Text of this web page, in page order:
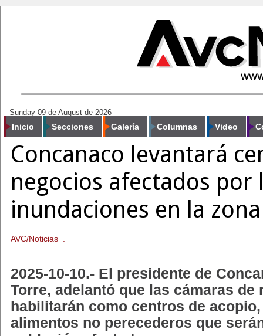
Sunday 09 de August de 2026
Inicio Secciones Galería Columnas Video
Concanaco levantará
negocios afectados por
inundaciones en la
AVC/Noticias .
2025-10-10.- El presidente de
Torre, adelantó que las cámaras de
habilitarán como centros de
alimentos no perecederos que